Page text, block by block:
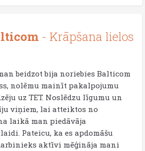
- Krāpšana lielos
beidzot bija noriebies Balticom
nolēmu mainīt pakalpojumu
uz TET. Noslēdzu līgumu un
viņiem, lai atteiktos no
laikā man piedāvāja
Pateicu, ka es apdomāšu
aktīvi mēģināja mani